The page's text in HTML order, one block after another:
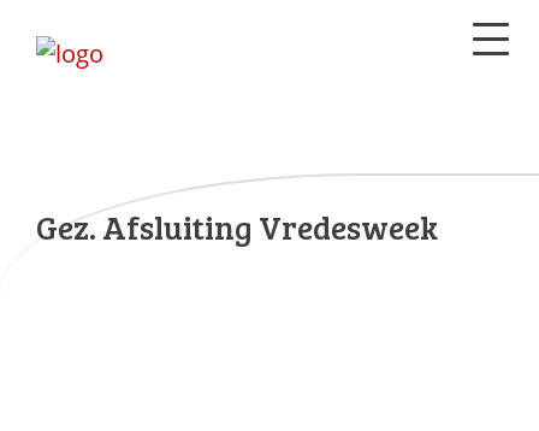
Gez. Afsluiting Vredesweek